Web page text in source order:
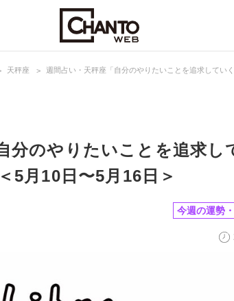
天秤座 週間占い・天秤座「自分のやりたいことを追求してい
分のやりたいことを追求し
5月10日〜5月16日＞
今週の運勢